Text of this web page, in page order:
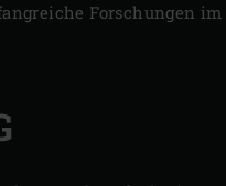
Forschungen im